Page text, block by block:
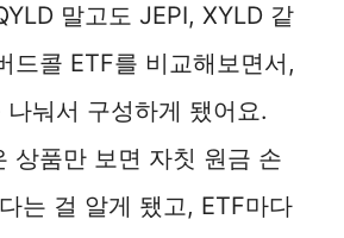
말고도 JEPI, XYLD 같
드콜 ETF를 비교해보면서,
나눠서 구성하게 됐어요.
상품만 보면 자칫 원금 손
는 걸 알게 됐고, ETF마다